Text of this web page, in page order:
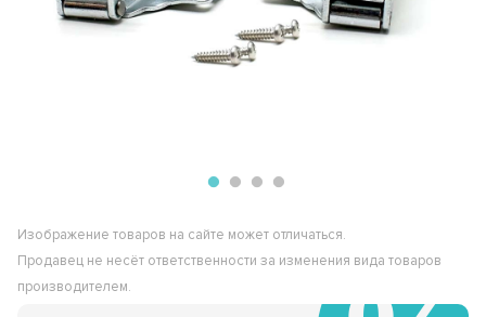
Изображение товаров на сайте может отличаться.
Продавец не несёт ответственности за изменения вида товаров
производителем.